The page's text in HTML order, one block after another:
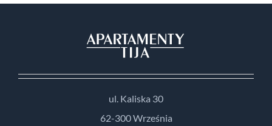
ul. Kaliska 30
62-300 Września